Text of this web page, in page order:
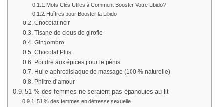
Mots Clés Utiles à Comment Booster Votre Libido?
Huîtres pour Booster la Libido
Chocolat noir
Tisane de clous de girofle
Gingembre
Chocolat Plus
Poudre aux épices pour le pénis
Huile aphrodisiaque de massage (100 % naturelle)
Philtre d’amour
51 % des femmes ne seraient pas épanouies au lit
51 % des femmes en détresse sexuelle